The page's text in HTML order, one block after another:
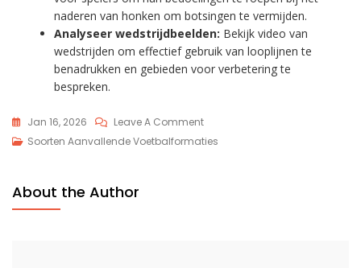
naderen van honken om botsingen te vermijden.
Analyseer wedstrijdbeelden: Bekijk video van
wedstrijden om effectief gebruik van looplijnen te
benadrukken en gebieden voor verbetering te
bespreken.
Jan 16, 2026 Leave A CommentOn
Diamantformatie:
Soorten Aanvallende Voetbalformaties
About the Author